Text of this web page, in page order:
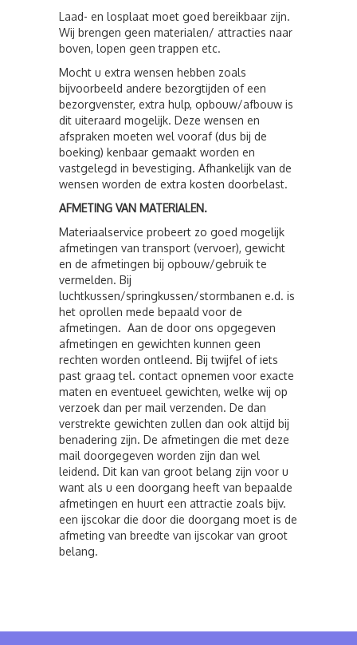
Laad- en losplaat moet goed bereikbaar zijn.
Wij brengen geen materialen/ attracties naar
boven, lopen geen trappen etc.
Mocht u extra wensen hebben zoals
bijvoorbeeld andere bezorgtijden of een
bezorgvenster, extra hulp, opbouw/afbouw is
dit uiteraard mogelijk. Deze wensen en
afspraken moeten wel vooraf (dus bij de
boeking) kenbaar gemaakt worden en
vastgelegd in bevestiging. Afhankelijk van de
wensen worden de extra kosten doorbelast.
AFMETING VAN MATERIALEN.
Materiaalservice probeert zo goed mogelijk
afmetingen van transport (vervoer), gewicht
en de afmetingen bij opbouw/gebruik te
vermelden. Bij
luchtkussen/springkussen/stormbanen e.d. is
het oprollen mede bepaald voor de
afmetingen. Aan de door ons opgegeven
afmetingen en gewichten kunnen geen
rechten worden ontleend. Bij twijfel of iets
past graag tel. contact opnemen voor exacte
maten en eventueel gewichten, welke wij op
verzoek dan per mail verzenden. De dan
verstrekte gewichten zullen dan ook altijd bij
benadering zijn. De afmetingen die met deze
mail doorgegeven worden zijn dan wel
leidend. Dit kan van groot belang zijn voor u
want als u een doorgang heeft van bepaalde
afmetingen en huurt een attractie zoals bijv.
een ijscokar die door die doorgang moet is de
afmeting van breedte van ijscokar van groot
belang.